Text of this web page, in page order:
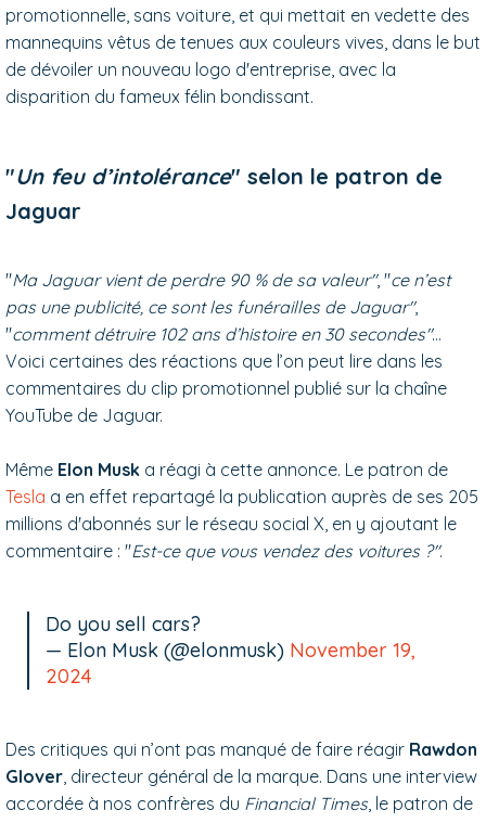
promotionnelle, sans voiture, et qui mettait en vedette des
mannequins vêtus de tenues aux couleurs vives, dans le but
de dévoiler un nouveau logo d'entreprise, avec la
disparition du fameux félin bondissant.
"Un feu d’intolérance" selon le patron de
Jaguar
"Ma Jaguar vient de perdre 90 % de sa valeur", "ce n’est
pas une publicité, ce sont les funérailles de Jaguar",
"comment détruire 102 ans d’histoire en 30 secondes"…
Voici certaines des réactions que l’on peut lire dans les
commentaires du clip promotionnel publié sur la chaîne
YouTube de Jaguar.
Même Elon Musk a réagi à cette annonce. Le patron de
Tesla a en effet repartagé la publication auprès de ses 205
millions d'abonnés sur le réseau social X, en y ajoutant le
commentaire : "Est-ce que vous vendez des voitures ?".
Do you sell cars?
— Elon Musk (@elonmusk) November 19,
2024
Des critiques qui n’ont pas manqué de faire réagir Rawdon
Glover , directeur général de la marque. Dans une interview
accordée à nos confrères du Financial Times, le patron de